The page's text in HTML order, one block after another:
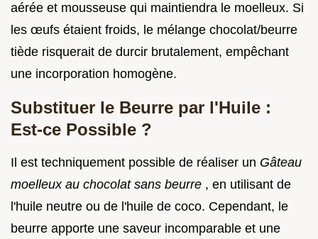
aérée et mousseuse qui maintiendra le moelleux. Si
les œufs étaient froids, le mélange chocolat/beurre
tiède risquerait de durcir brutalement, empêchant
une incorporation homogène.
Substituer le Beurre par l'Huile :
Est-ce Possible ?
Il est techniquement possible de réaliser un Gâteau
moelleux au chocolat sans beurre , en utilisant de
l'huile neutre ou de l'huile de coco. Cependant, le
beurre apporte une saveur incomparable et une